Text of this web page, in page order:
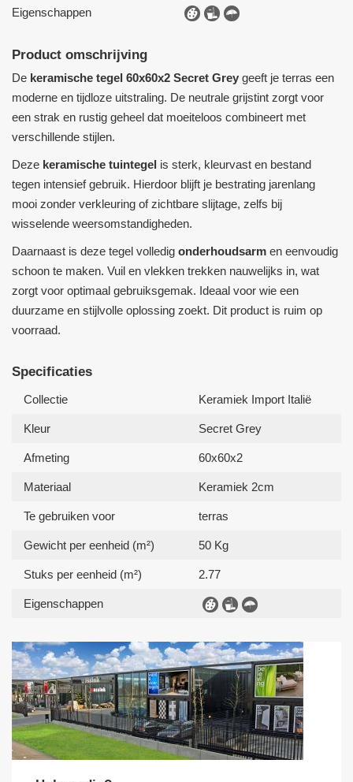
Eigenschappen
Product omschrijving
De keramische tegel 60x60x2 Secret Grey geeft je terras een
moderne en tijdloze uitstraling. De neutrale grijstint zorgt voor
een strak en rustig geheel dat moeiteloos combineert met
verschillende stijlen.
Deze keramische tuintegel is sterk, kleurvast en bestand
tegen intensief gebruik. Hierdoor blijft je bestrating jarenlang
mooi zonder verkleuring of zichtbare slijtage, zelfs bij
wisselende weersomstandigheden.
Daarnaast is deze tegel volledig onderhoudsarm en eenvoudig
schoon te maken. Vuil en vlekken trekken nauwelijks in, wat
zorgt voor optimaal gebruiksgemak. Ideaal voor wie een
duurzame en stijlvolle oplossing zoekt. Dit product is ruim op
voorraad.
Specificaties
Collectie Keramiek Import Italië
Kleur Secret Grey
Afmeting 60x60x2
Materiaal Keramiek 2cm
Te gebruiken voor terras
Gewicht per eenheid (m²) 50 Kg
Stuks per eenheid (m²) 2.77
Eigenschappen